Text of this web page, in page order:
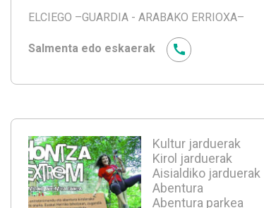
ELCIEGO –GUARDIA - ARABAKO ERRIOXA–
Salmenta edo eskaerak
Kultur jarduerak
Kirol jarduerak
Aisialdiko jarduerak
Abentura
Abentura parkea